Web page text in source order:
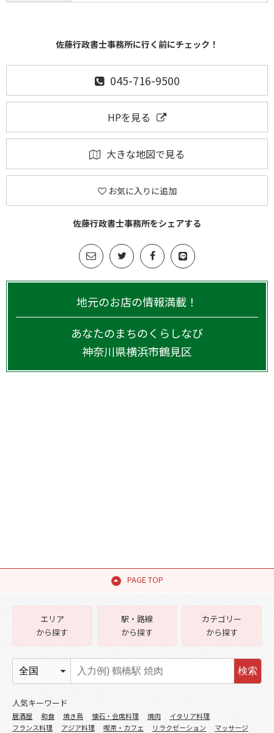
佐藤行政書士事務所に行く前にチェック！
045-716-9500
HPを見る
大きな地図で見る
お気に入りに追加
佐藤行政書士事務所をシェアする
地元のお店の情報満載！
あなたのまちのくらしなび
神奈川県横浜市鶴見区
PAGE TOP
エリア
から探す
駅・路線
から探す
カテゴリー
から探す
検索
人気キーワード
居酒屋 和食 焼き鳥 懐石・会席料理 焼肉
イタリア料理
フランス料理
アジア料理 喫茶・カフェ リラクゼーション
マッサージ